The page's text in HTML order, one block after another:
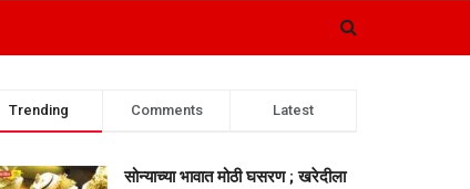
Trending Comments Latest
सोन्याच्या भावात मोठी घसरण ; खरेदीला